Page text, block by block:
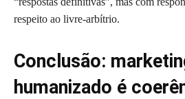
respeito ao livre-arbítrio.
Conclusão:
humanizado é